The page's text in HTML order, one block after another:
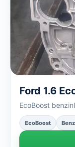
Ford 1.6
EcoBoost
EcoBoost